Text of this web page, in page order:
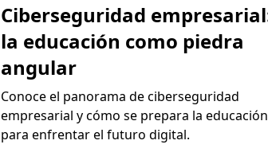
Ciberseguridad
la educación como piedra
angular
Conoce el panorama de ciberseguridad
empresarial y cómo se prepara la educación
para enfrentar el futuro digital.